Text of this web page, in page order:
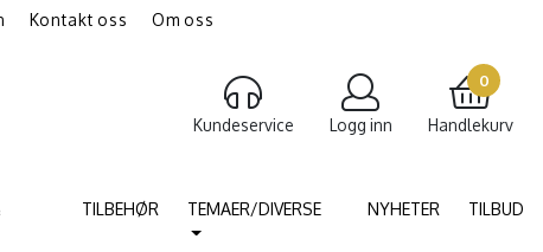
Kontakt oss
Om oss
Kundeservice Logg inn
0
Handlekurv
TILBEHØR TEMAER/DIVERSE NYHETER TILBUD